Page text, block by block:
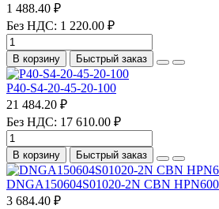
1 488.40 ₽
Без НДС: 1 220.00 ₽
В корзину Быстрый заказ
P40-S4-20-45-20-100
21 484.20 ₽
Без НДС: 17 610.00 ₽
В корзину Быстрый заказ
DNGA150604S01020-2N CBN
3 684.40 ₽